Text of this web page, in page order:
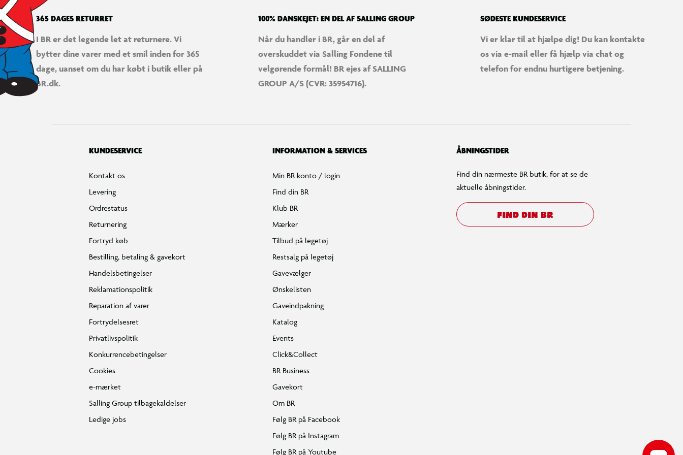
365 DAGES RETURRET
I BR er det legende let at returnere. Vi
bytter dine varer med et smil inden for 365
dage, uanset om du har købt i butik eller på
BR.dk.
100% DANSKEJET: EN DEL AF SALLING GROUP
Når du handler i BR, går en del af
overskuddet via Salling Fondene til
velgørende formål! BR ejes af SALLING
GROUP A/S (CVR: 35954716).
SØDESTE KUNDESERVICE
Vi er klar til at hjælpe dig! Du kan kontakte
os via e-mail eller få hjælp via chat og
telefon for endnu hurtigere betjening.
KUNDESERVICE
Kontakt os
Levering
Ordrestatus
Returnering
Fortryd køb
Bestilling, betaling & gavekort
Handelsbetingelser
Reklamationspolitik
Reparation af varer
Fortrydelsesret
Privatlivspolitik
Konkurrencebetingelser
Cookies
e-mærket
Salling Group tilbagekaldelser
Ledige jobs
INFORMATION & SERVICES
Min BR konto / login
Find din BR
Klub BR
Mærker
Tilbud på legetøj
Restsalg på legetøj
Gavevælger
Ønskelisten
Gaveindpakning
Katalog
Events
Click&Collect
BR Business
Gavekort
Om BR
Følg BR på Facebook
Følg BR på Instagram
Følg BR på Youtube
ÅBNINGSTIDER
Find din nærmeste BR butik, for at se de
aktuelle åbningstider.
FIND DIN BR